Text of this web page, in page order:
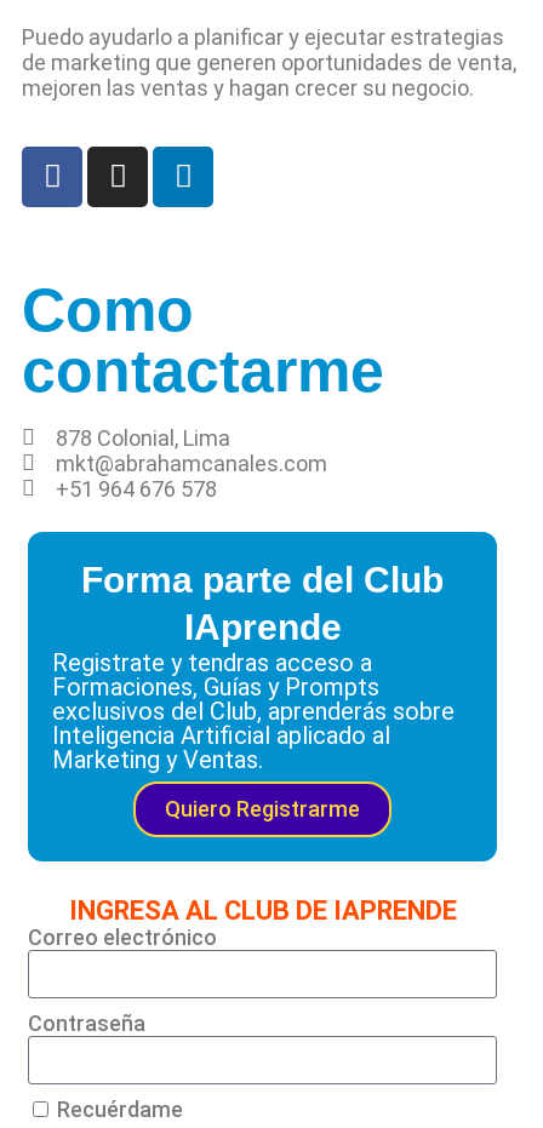
Puedo ayudarlo a planificar y ejecutar estrategias
de marketing que generen oportunidades de venta,
mejoren las ventas y hagan crecer su negocio.
Como
contactarme
878 Colonial, Lima
mkt@abrahamcanales.com
+51 964 676 578
Forma parte del Club
IAprende
Registrate y tendras acceso a
Formaciones, Guías y Prompts
exclusivos del Club, aprenderás sobre
Inteligencia Artificial aplicado al
Marketing y Ventas.
Quiero Registrarme
INGRESA AL CLUB DE IAPRENDE
Correo electrónico
Contraseña
Recuérdame